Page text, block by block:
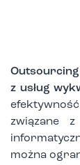
Outsourcing
z usług
związane z
można